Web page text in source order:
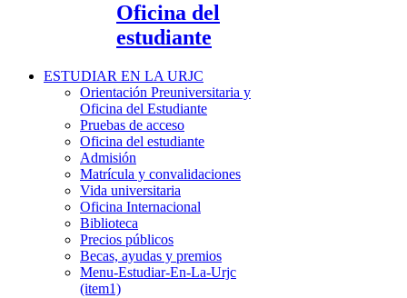
Oficina del
estudiante
ESTUDIAR EN LA URJC
Orientación Preuniversitaria y
Oficina del Estudiante
Pruebas de acceso
Oficina del estudiante
Admisión
Matrícula y convalidaciones
Vida universitaria
Oficina Internacional
Biblioteca
Precios públicos
Becas, ayudas y premios
Menu-Estudiar-En-La-Urjc
(item1)